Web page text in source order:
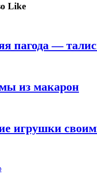
Like
пагода —
из макарон
игрушки